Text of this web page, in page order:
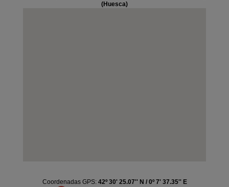
(Huesca)
Coordenadas GPS: 42º 30' 25.07'' N / 0º 7' 37.35'' E